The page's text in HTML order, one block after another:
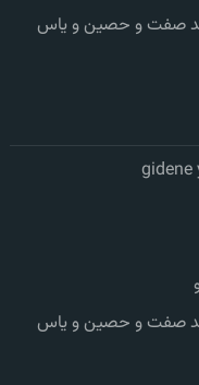
صفت و حصین و یاس
صفت و حصین و یاس